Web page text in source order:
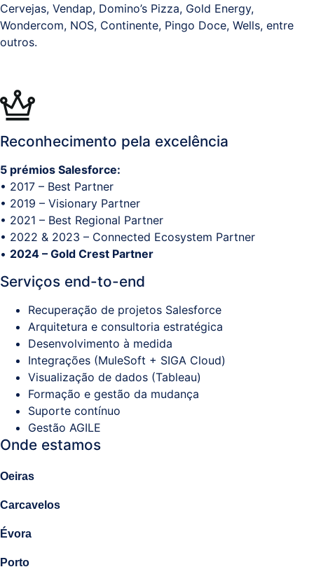
Cervejas, Vendap, Domino’s Pizza, Gold Energy,
Wondercom, NOS, Continente, Pingo Doce, Wells, entre
outros.
Reconhecimento pela excelência
5 prémios Salesforce:
• 2017 – Best Partner
• 2019 – Visionary Partner
• 2021 – Best Regional Partner
• 2022 & 2023 – Connected Ecosystem Partner
• 2024 – Gold Crest Partner
Serviços end-to-end
Recuperação de projetos Salesforce
Arquitetura e consultoria estratégica
Desenvolvimento à medida
Integrações (MuleSoft + SIGA Cloud)
Visualização de dados (Tableau)
Formação e gestão da mudança
Suporte contínuo
Gestão AGILE
Onde estamos
Oeiras
Carcavelos
Évora
Porto